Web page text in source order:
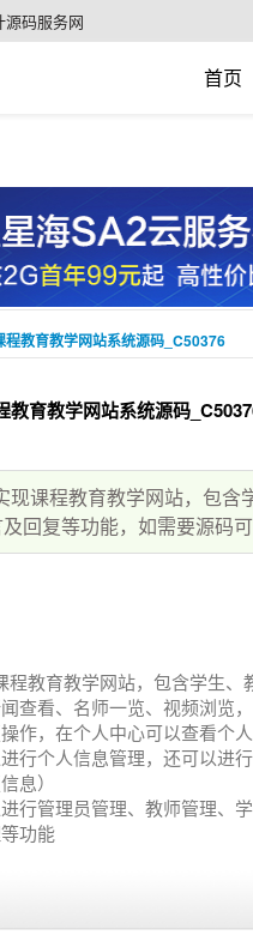
码服务网
首页
教育教学网站系统源码_C50376
育教学网站系统源码
现课程教育教学网站，包
回复等功能，如需要源码
教育教学网站，包含学生、
查看、名师一览、视频浏览
作，在个人中心可以查看个
行个人信息管理，还可以进
息）
行管理员管理、教师管理、
功能